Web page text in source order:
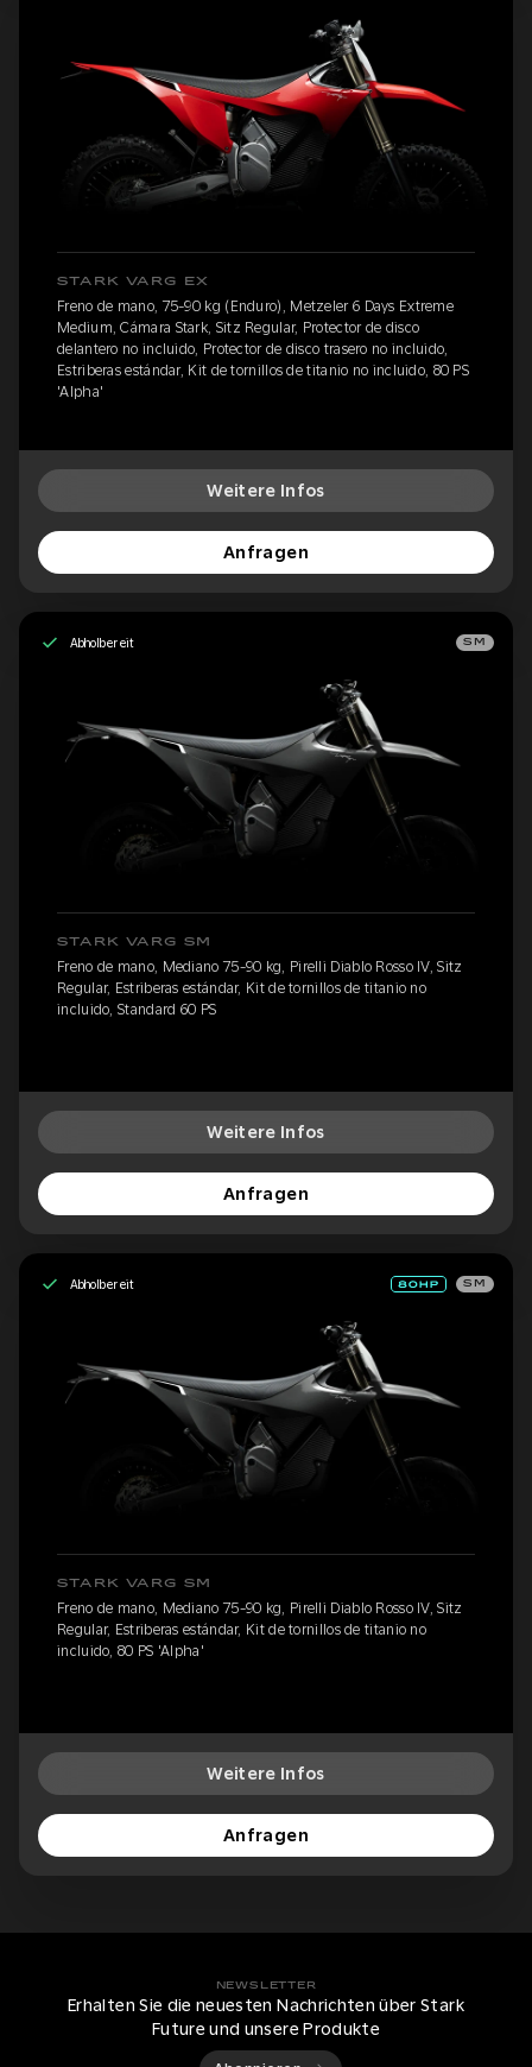
STARK VARG EX
Freno de mano, 75-90 kg (Enduro), Metzeler 6 Days Extreme
Medium, Cámara Stark, Sitz Regular, Protector de disco
delantero no incluido, Protector de disco trasero no incluido,
Estriberas estándar, Kit de tornillos de titanio no incluido, 80 PS
'Alpha'
Weitere Infos
Anfragen
Abholbereit SM
STARK VARG SM
Freno de mano, Mediano 75-90 kg, Pirelli Diablo Rosso IV, Sitz
Regular, Estriberas estándar, Kit de tornillos de titanio no
incluido, Standard 60 PS
Weitere Infos
Anfragen
Abholbereit SM
STARK VARG SM
Freno de mano, Mediano 75-90 kg, Pirelli Diablo Rosso IV, Sitz
Regular, Estriberas estándar, Kit de tornillos de titanio no
incluido, 80 PS 'Alpha'
Weitere Infos
Anfragen
NEWSLETTER
Erhalten Sie die neuesten Nachrichten über Stark
Future und unsere Produkte